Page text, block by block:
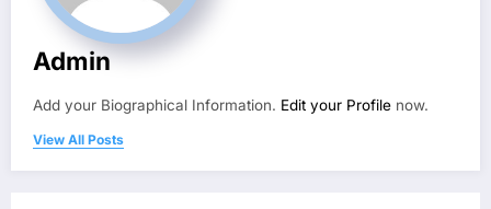
Admin
Add your Biographical Information. Edit your Profile now.
View All Posts